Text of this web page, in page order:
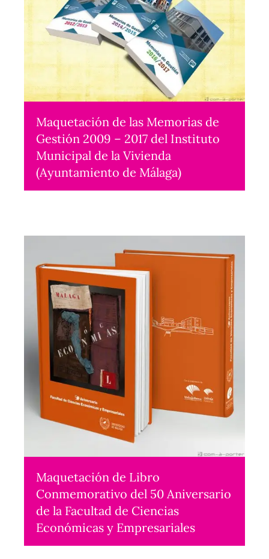
Maquetación de las Memorias de
Gestión 2009 – 2017 del Instituto
Municipal de la Vivienda
(Ayuntamiento de Málaga)
Maquetación de Libro
Conmemorativo del 50 Aniversario
de la Facultad de Ciencias
Económicas y Empresariales